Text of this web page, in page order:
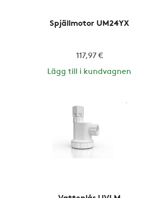
Spjällmotor UM24YX
117,97 €
Lägg till i kundvagnen